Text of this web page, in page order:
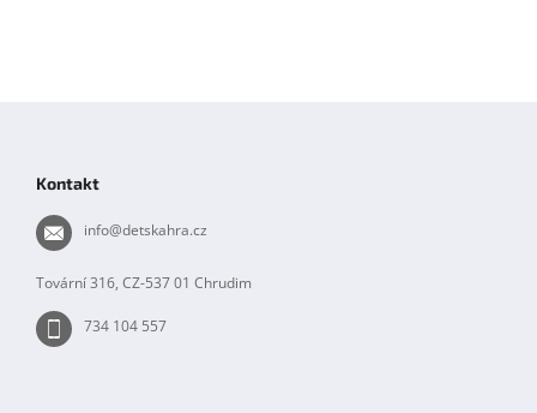
Kontakt
info@detskahra.cz
Tovární 316, CZ-537 01 Chrudim
734 104 557